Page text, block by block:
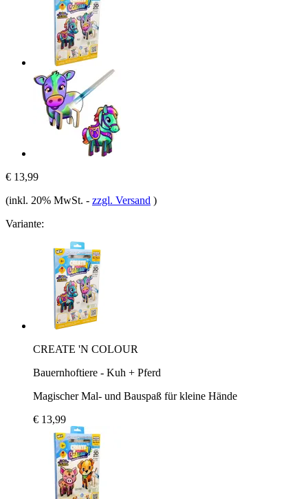
€ 13,99
(inkl. 20% MwSt. - zzgl. Versand )
Variante:
CREATE 'N COLOUR
Bauernhoftiere - Kuh + Pferd
Magischer Mal- und Bauspaß für kleine Hände
€ 13,99